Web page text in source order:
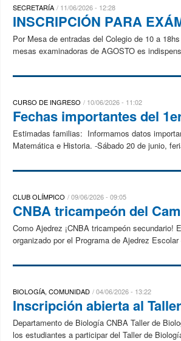
SECRETARÍA 11/06/2026 - 12:28
INSCRIPCIÓN PARA
Por Mesa de entradas del Colegio de 10 a
mesas examinadoras de AGOSTO es
CURSO DE INGRESO 10/06/2026 - 11:02
Fechas importantes del
Estimadas familias: Informamos datos
Matemática e Historia. -Sábado 20 de junio,
CLUB OLÍMPICO 09/06/2026 - 09:05
CNBA tricampeón del
Como Ajedrez ¡CNBA tricampeón
organizado por el Programa de Ajedrez
BIOLOGÍA, COMUNIDAD 04/06/2026 - 13:22
Inscripción abierta al
Departamento de Biología CNBA Taller de
los estudiantes a participar del Taller de